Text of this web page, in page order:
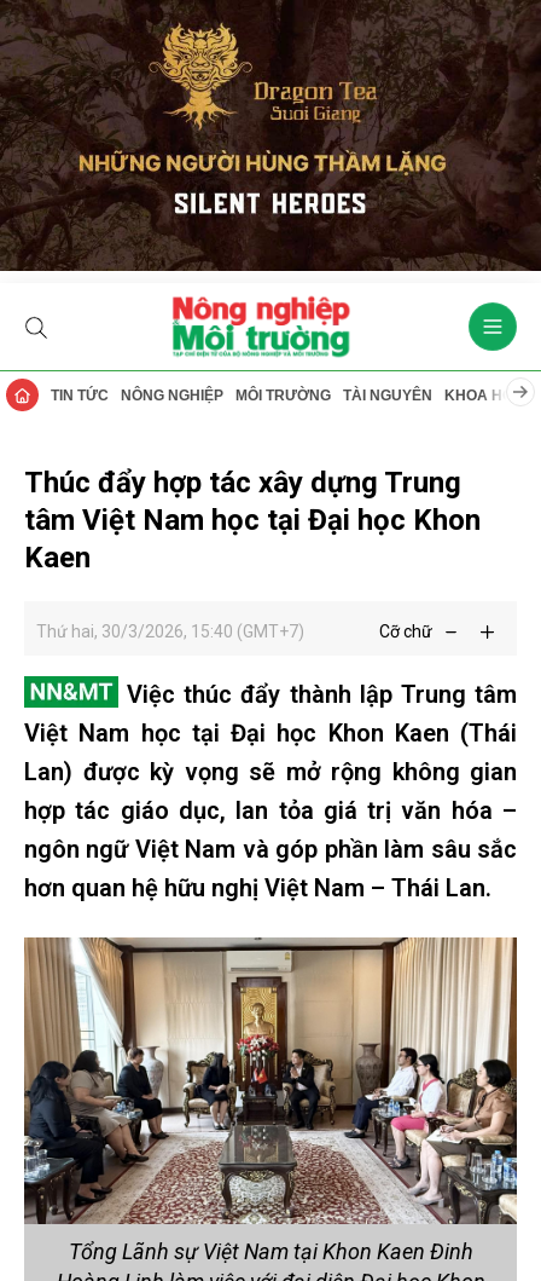
TIN TỨC NÔNG NGHIỆP MÔI TRƯỜNG TÀI NGUYÊN KHOA HỌC
Thúc đẩy hợp tác xây dựng Trung
tâm Việt Nam học tại Đại học Khon
Kaen
Thứ hai, 30/3/2026, 15:40 (GMT+7) Cỡ chữ
Việc thúc đẩy thành lập Trung tâm
Việt Nam học tại Đại học Khon Kaen (Thái
Lan) được kỳ vọng sẽ mở rộng không gian
hợp tác giáo dục, lan tỏa giá trị văn hóa –
ngôn ngữ Việt Nam và góp phần làm sâu sắc
hơn quan hệ hữu nghị Việt Nam – Thái Lan.
Tổng Lãnh sự Việt Nam tại Khon Kaen Đinh